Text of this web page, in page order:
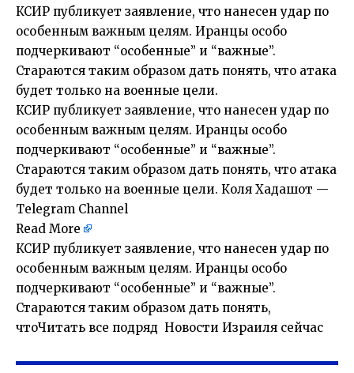
КСИР публикует заявление, что нанесен удар по
особенным важным целям. Иранцы особо
подчеркивают “особенные” и “важные”.
Стараются таким образом дать понять, что атака
будет только на военные цели.
КСИР публикует заявление, что нанесен удар по
особенным важным целям. Иранцы особо
подчеркивают “особенные” и “важные”.
Стараются таким образом дать понять, что атака
будет только на военные цели. Коля Хадашот —
Telegram Channel
Read More
КСИР публикует заявление, что нанесен удар по
особенным важным целям. Иранцы особо
подчеркивают “особенные” и “важные”.
Стараются таким образом дать понять,
чтоЧитать все подряд Новости Израиля сейчас